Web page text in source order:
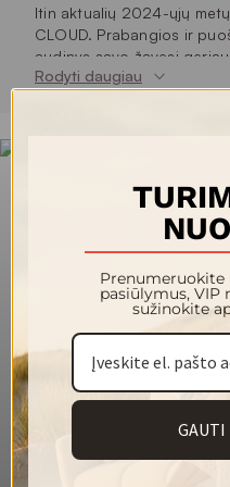
Itin aktualių 2024-ųjų
CLOUD. Prabangios ir
audinys savo žavesį
sodriomis žemės
valomos su vandeniu ir
Plotis (cm)
Svoris (g/m²)
Sudėtis
Martindeilo ciklai
Pilingas
Rodyti daugiau
pasiūlymus, VIP
sužinokite
GAUTI